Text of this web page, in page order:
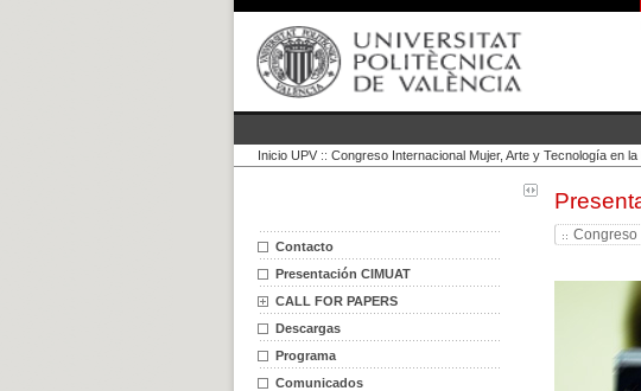
Inicio UPV :: Congreso Internacional Mujer, Arte y Tecnología en
Contacto
Presentación CIMUAT
CALL FOR PAPERS
Descargas
Programa
Comunicados
Congreso